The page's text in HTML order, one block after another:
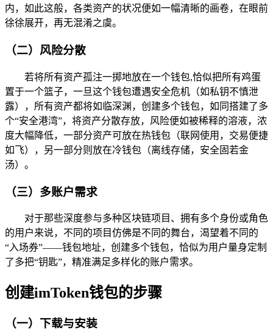
内，如此这般，各类资产的状况便如一幅清晰的画卷，在眼前
徐徐展开，再无混淆之虞。
（二）风险分散
若将所有资产孤注一掷地放在一个钱包,恰似把所有鸡蛋
置于一个篮子，一旦这个钱包遭遇安全危机（如私钥不慎泄
露），所有资产都将如临深渊，创建多个钱包，如同搭建了多
个“安全港湾”，将资产分散存放，风险便如被稀释的溶液，浓
度大幅降低，一部分资产可放在热钱包（联网使用，交易便捷
如飞），另一部分则放在冷钱包（离线存储，安全固若金
汤）。
（三）多账户需求
对于那些深度参与多种区块链项目、拥有多个身份或角色
的用户来说，不同的项目仿佛是不同的舞台，渴望着不同的
“入场券”——钱包地址，创建多个钱包，恰似为用户量身定制
了多把“钥匙”，精准满足多样化的账户需求。
创建imToken钱包的步骤
（一）下载与安装